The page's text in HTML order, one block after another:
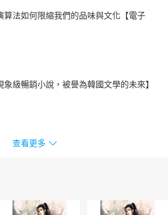
算法如何限縮我們的品味與文化【電子
象級暢銷小說，被譽為韓國文學的未來】
查看更多